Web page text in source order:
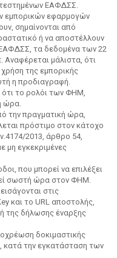
ΕΑΦΔΣΣ.
εμπορικών εφαρμογών
σημαίνονται από
ή να αποστέλλουν
τα δεδομένα των 22
μάλιστα, ότι
της εμπορικής
η προδιαγραφή.
ότι το ρολόι των ΦΗΜ,
ώρα.
την πραγματική ώρα,
πρόστιμο στον κάτοχο
2013, άρθρο 54,
μη εγκεκριμένες
που μπορεί να επιλέξει
σωστή ώρα στον ΦΗΜ.
στις
και το URL αποστολής,
της δήλωσης έναρξης
δοκιμαστικής
κατά την εγκατάσταση των